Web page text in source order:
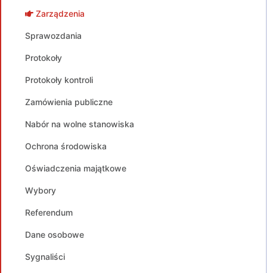
Zarządzenia
Sprawozdania
Protokoły
Protokoły kontroli
Zamówienia publiczne
Nabór na wolne stanowiska
Ochrona środowiska
Oświadczenia majątkowe
Wybory
Referendum
Dane osobowe
Sygnaliści